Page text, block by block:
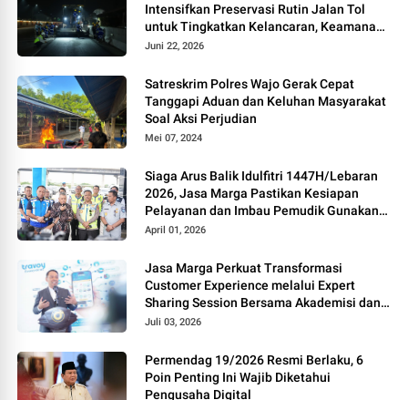
Intensifkan Preservasi Rutin Jalan Tol
untuk Tingkatkan Kelancaran, Keamanan
dan Kenyamanan Perjalanan
Juni 22, 2026
Satreskrim Polres Wajo Gerak Cepat
Tanggapi Aduan dan Keluhan Masyarakat
Soal Aksi Perjudian
Mei 07, 2024
Siaga Arus Balik Idulfitri 1447H/Lebaran
2026, Jasa Marga Pastikan Kesiapan
Pelayanan dan Imbau Pemudik Gunakan
Rest Area Alternatif
April 01, 2026
Jasa Marga Perkuat Transformasi
Customer Experience melalui Expert
Sharing Session Bersama Akademisi dan
Praktisi
Juli 03, 2026
Permendag 19/2026 Resmi Berlaku, 6
Poin Penting Ini Wajib Diketahui
Pengusaha Digital